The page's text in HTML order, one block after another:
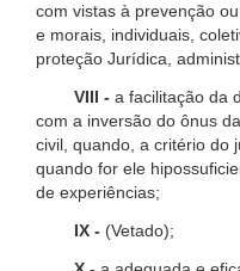
com vistas à prevenção
e morais, individuais,
proteção Jurídica,
VIII - a facilitação da
com a inversão do ônus
civil, quando, a critério do
quando for ele
de experiências;
IX - (Vetado);